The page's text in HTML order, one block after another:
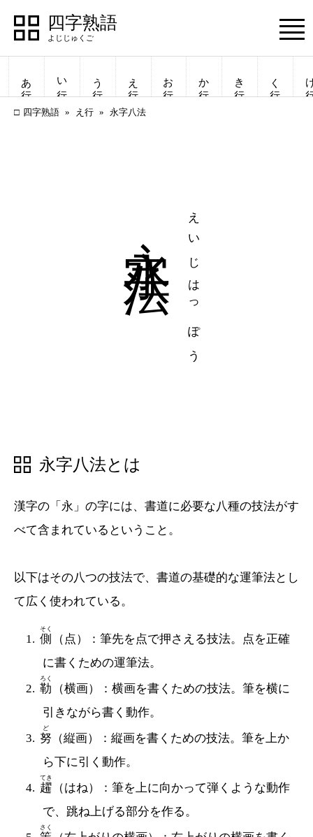
四字熟語
四字熟語
一覧表示
Menu
あ行 い行 う行 え行 お行 か行 き行 く行
四字熟語 え行 永字八法
えいじはっぽう
永字八法とは
漢字の「永」の字には、書道に必要な八種の技法がす
べて含まれているということ。
以下はその八つの技法で、書道の基礎的な運筆法とし
て広く使われている。
側
そく
（点）：筆先を点で押さえる技法。点を正確
に書くための運筆法。
勒
ろく
（横画）：横画を書くための技法。筆を横に
引きながら書く動作。
努
ど
（縦画）：縦画を書くための技法。筆を上か
ら下に引く動作。
趯
てき
（はね）：筆を上に向かって弾くような動作
で、跳ね上げる部分を作る。
さく
四字熟語
一覧表示